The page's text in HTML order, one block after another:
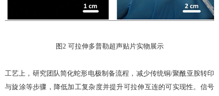
图 2 可拉伸多普勒超声贴片实物展示
工艺上，研究团队简化蛇形电极制备流程，减少传统铜/聚酰亚胺转印
与旋涂等步骤，降低加工复杂度并提升可拉伸互连的可实现性。信号